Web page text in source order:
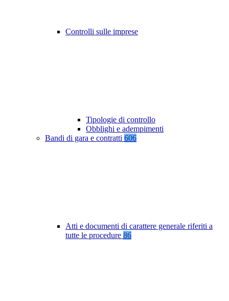
Controlli sulle imprese
Tipologie di controllo
Obblighi e adempimenti
Bandi di gara e contratti 606
Atti e documenti di carattere generale riferiti a
tutte le procedure 86